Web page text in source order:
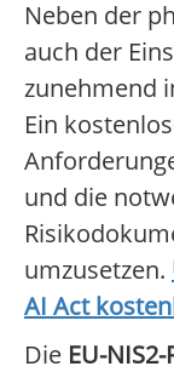
Neben der
auch der
zunehmend
Ein
und die
umzusetzen.
AI Act
Die EU-